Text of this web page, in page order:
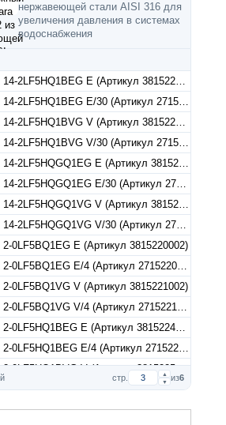
нержавеющей стали AISI 316 для
увеличения давления в системах
водоснабжения
EVMSL32 14-2LF5HQ1BEG E (Артикул 3815224214)
EVMSL32 14-2LF5HQ1BEG E/30 (Артикул 27152242144)
EVMSL32 14-2LF5HQ1BVG V (Артикул 3815225214)
EVMSL32 14-2LF5HQ1BVG V/30 (Артикул 27152252144)
EVMSL32 14-2LF5HQGQ1EG E (Артикул 3815222214)
EVMSL32 14-2LF5HQGQ1EG E/30 (Артикул 27152222144)
EVMSL32 14-2LF5HQGQ1VG V (Артикул 3815223214)
EVMSL32 14-2LF5HQGQ1VG V/30 (Артикул 27152232144)
2-0LF5BQ1EG E (Артикул 3815220002)
EVMSL32 2-0LF5BQ1EG E/4 (Артикул 27152200024)
2-0LF5BQ1VG V (Артикул 3815221002)
EVMSL32 2-0LF5BQ1VG V/4 (Артикул 27152210024)
EVMSL32 2-0LF5HQ1BEG E (Артикул 3815224002)
EVMSL32 2-0LF5HQ1BEG E/4 (Артикул 27152240024)
EVMSL32 2-0LF5HQ1BVG V (Артикул 3815225002)
EVMSL32 2-0LF5HQ1BVG V/4 (Артикул 27152250024)
EVMSL32 2-0LF5HQGQ1EG E (Артикул 3815222002)
стр.
▲
▼
из6